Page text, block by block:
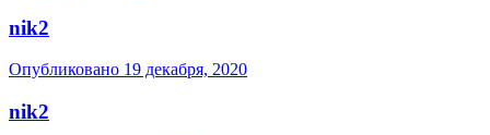
nik2
Опубликовано 19 декабря, 2020
nik2